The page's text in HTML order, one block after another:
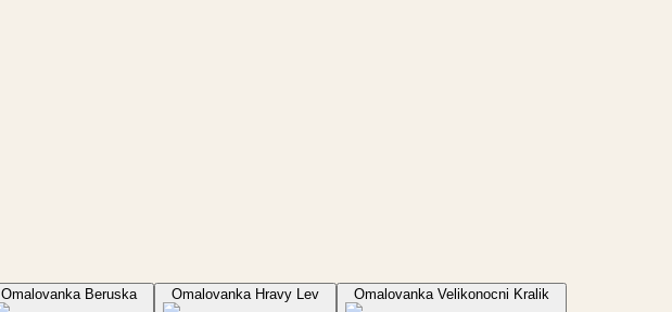
Omalovanka Beruska Omalovanka Hravy Lev Omalovanka Velikonocni Kralik